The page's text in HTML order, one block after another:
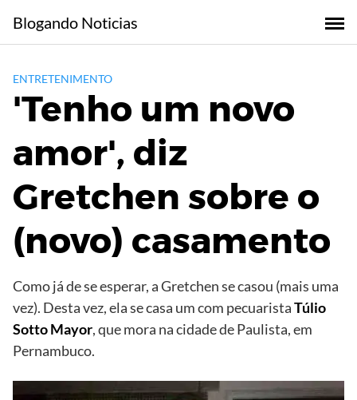
content
Blogando Noticias
ENTRETENIMENTO
'Tenho um novo
amor', diz
Gretchen sobre o
(novo) casamento
Como já de se esperar, a Gretchen se casou (mais uma
vez). Desta vez, ela se casa um com pecuaristaTúlio
Sotto Mayor, que mora na cidade de Paulista, em
Pernambuco.